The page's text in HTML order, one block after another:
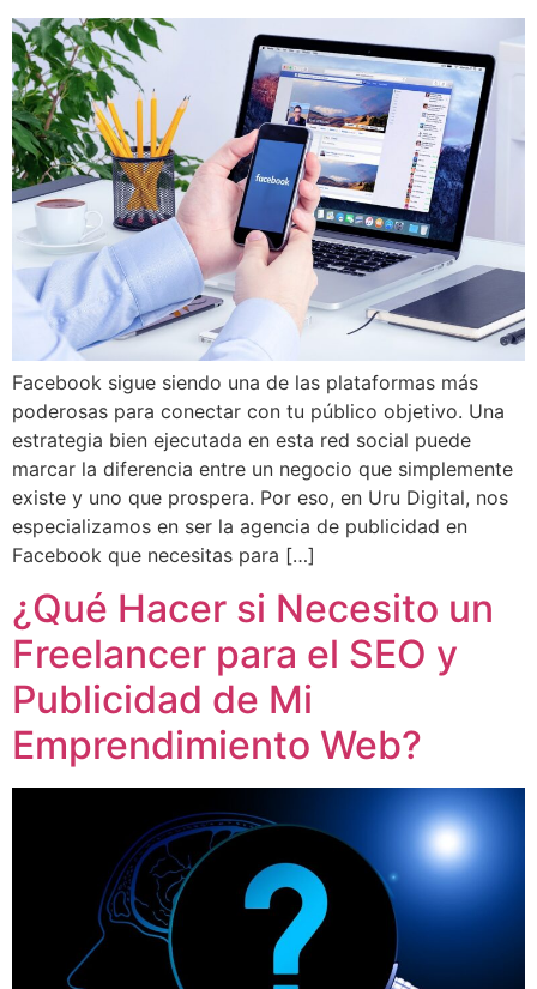
Facebook sigue siendo una de las plataformas más
poderosas para conectar con tu público objetivo. Una
estrategia bien ejecutada en esta red social puede
marcar la diferencia entre un negocio que simplemente
existe y uno que prospera. Por eso, en Uru Digital, nos
especializamos en ser la agencia de publicidad en
Facebook que necesitas para […]
¿Qué Hacer si Necesito un
Freelancer para el SEO y
Publicidad de Mi
Emprendimiento Web?